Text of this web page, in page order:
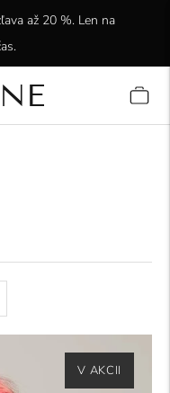
Ďakujeme, že ste s
až 20 %. Len na
V AKCII